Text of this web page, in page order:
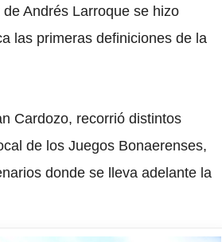
Andrés Larroque se hizo
las primeras definiciones de la
Cardozo, recorrió distintos
de los Juegos Bonaerenses,
donde se lleva adelante la